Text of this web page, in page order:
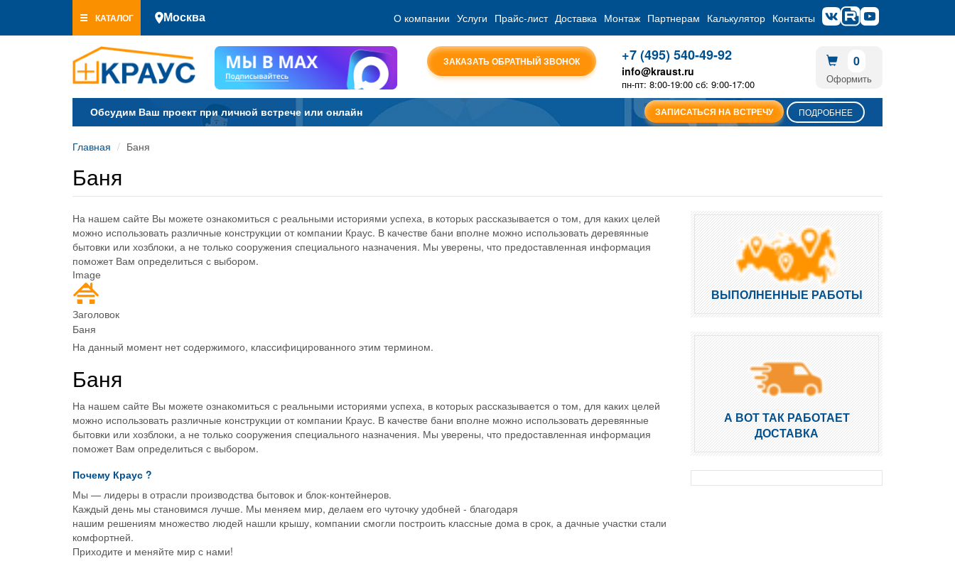
основному
КАТАЛОГ Москва О компании Услуги Прайс-лист Доставка Монтаж Партнерам Калькулятор Контакты
ЗАКАЗАТЬ ОБРАТНЫЙ ЗВОНОК +7 (495) 540-49-92
info@kraust.ru
пн-пт: 8:00-19:00 сб: 9:00-17:00
0
Оформить
Обсудим Ваш проект при личной встрече или онлайн ЗАПИСАТЬСЯ НА ВСТРЕЧУ ПОДРОБНЕЕ
Главная Баня
Баня
На нашем сайте Вы можете ознакомиться с реальными историями успеха, в которых рассказывается о том, для каких целей
можно использовать различные конструкции от компании Краус. В качестве бани вполне можно использовать деревянные
бытовки или хозблоки, а не только сооружения специального назначения. Мы уверены, что предоставленная информация
поможет Вам определиться с выбором.
Image
Заголовок
Баня
На данный момент нет содержимого, классифицированного этим термином.
Баня
На нашем сайте Вы можете ознакомиться с реальными историями успеха, в которых рассказывается о том, для каких целей
можно использовать различные конструкции от компании Краус. В качестве бани вполне можно использовать деревянные
бытовки или хозблоки, а не только сооружения специального назначения. Мы уверены, что предоставленная информация
поможет Вам определиться с выбором.
Почему Краус ?
Мы — лидеры в отрасли производства бытовок и блок-контейнеров.
Каждый день мы становимся лучше. Мы меняем мир, делаем его чуточку удобней - благодаря
нашим решениям множество людей нашли крышу, компании смогли построить классные дома в срок, а дачные участки стали
комфортней.
Приходите и меняйте мир с нами!
ВЫПОЛНЕННЫЕ РАБОТЫ
А ВОТ ТАК РАБОТАЕТ
ДОСТАВКА